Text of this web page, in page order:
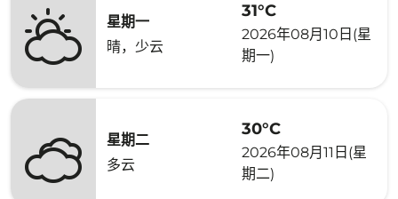
星期一
晴，少云
31°C
2026年08月10日(星
期一)
星期二
多云
30°C
2026年08月11日(星
期二)